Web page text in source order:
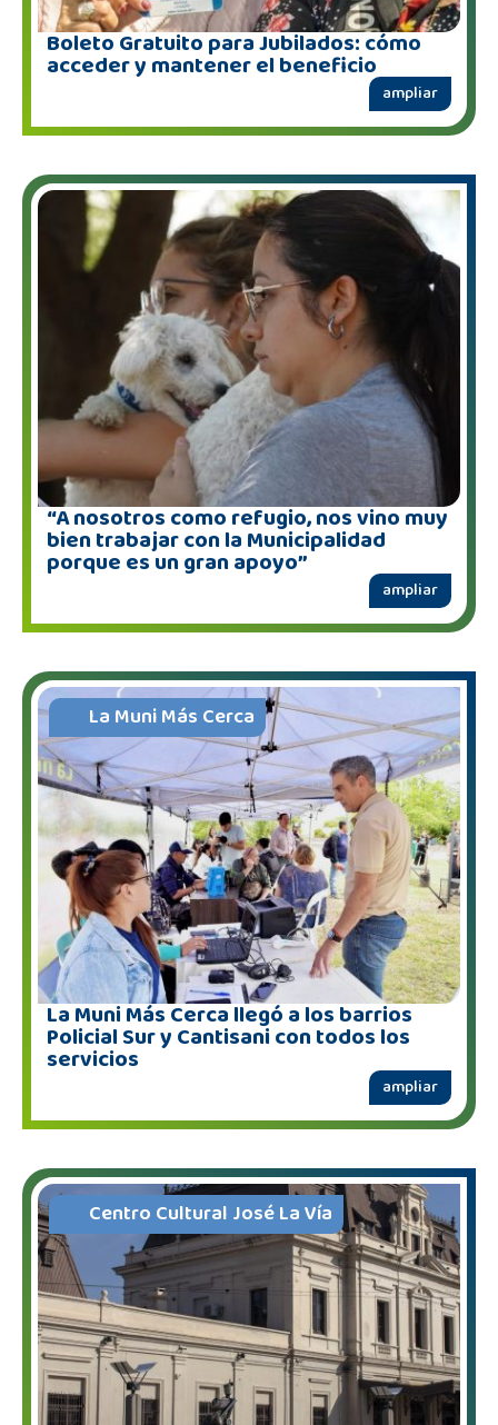
Boleto Gratuito para Jubilados: cómo
acceder y mantener el beneficio
ampliar
“A nosotros como refugio, nos vino muy
bien trabajar con la Municipalidad
porque es un gran apoyo”
ampliar
La Muni Más Cerca
La Muni Más Cerca llegó a los barrios
Policial Sur y Cantisani con todos los
servicios
ampliar
Centro Cultural José La Vía